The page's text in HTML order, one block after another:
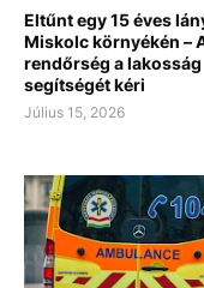
Eltűnt egy 15 éves
Miskolc környékén –
rendőrség a lakosság
segítségét kéri
Július 15, 2026